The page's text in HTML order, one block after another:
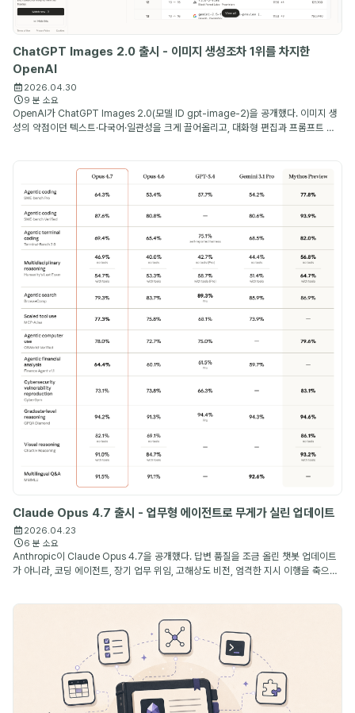
ChatGPT Images 2.0 출시 - 이미지 생성조차 1위를 차지한
OpenAI
2026.04.30
9 분 소요
OpenAI가 ChatGPT Images 2.0(모델 ID gpt-image-2)을 공개했다. 이미지 생
성의 약점이던 텍스트·다국어·일관성을 크게 끌어올리고, 대화형 편집과 프롬프트 재
Claude Opus 4.7 출시 - 업무형 에이전트로 무게가 실린 업데이트
2026.04.23
6 분 소요
Anthropic이 Claude Opus 4.7을 공개했다. 답변 품질을 조금 올린 챗봇 업데이트
가 아니라, 코딩 에이전트, 장기 업무 위임, 고해상도 비전, 엄격한 지시 이행을 축으로